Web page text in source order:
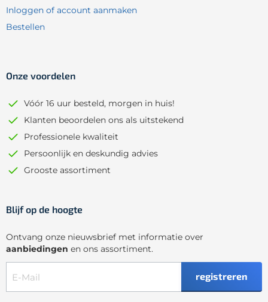
Inloggen of account aanmaken
Bestellen
Onze voordelen
Vóór 16 uur besteld, morgen in huis!
Klanten beoordelen ons als uitstekend
Professionele kwaliteit
Persoonlijk en deskundig advies
Grooste assortiment
Blijf op de hoogte
Ontvang onze nieuwsbrief met informatie over
aanbiedingen en ons assortiment.
registreren